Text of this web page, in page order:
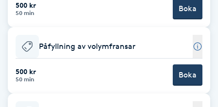
Brynfärgning
Brynplockning
Bröllopsuppsättning
C
500 kr
50 min Boka
Påfyllning av volymfransar
500 kr
50 min Boka